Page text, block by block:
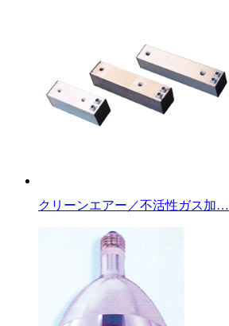
クリーンエアー／不活性ガス加…